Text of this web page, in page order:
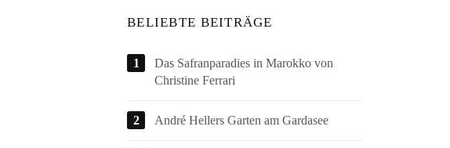
BELIEBTE BEITRÄGE
Das Safranparadies in Marokko von
Christine Ferrari
André Hellers Garten am Gardasee